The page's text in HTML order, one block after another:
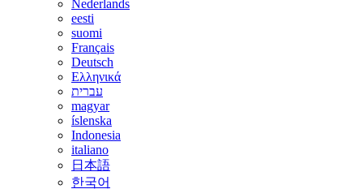
Nederlands
eesti
suomi
Français
Deutsch
Ελληνικά
עברית
magyar
íslenska
Indonesia
italiano
日本語
한국어